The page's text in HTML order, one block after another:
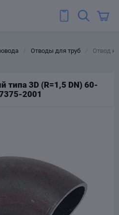
Отводы для труб Отвод
типа 3D (R=1,5 DN) 60-
2001